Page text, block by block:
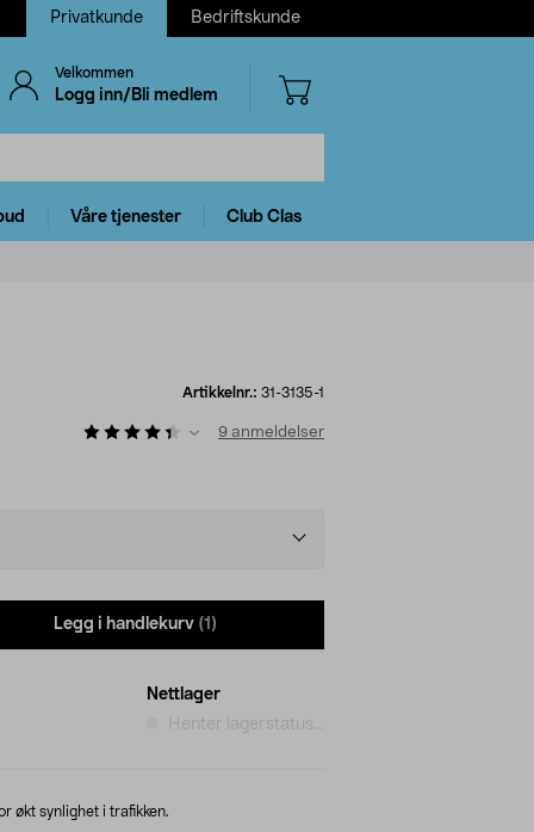
Privatkunde Bedriftskunde
Velkommen
Logg inn/Bli medlem
Våre tjenester Club Clas
Artikkelnr.: 31-3135-1
9 anmeldelser
Legg i handlekurv (1)
Nettlager
Henter lagerstatus...
økt synlighet i trafikken.